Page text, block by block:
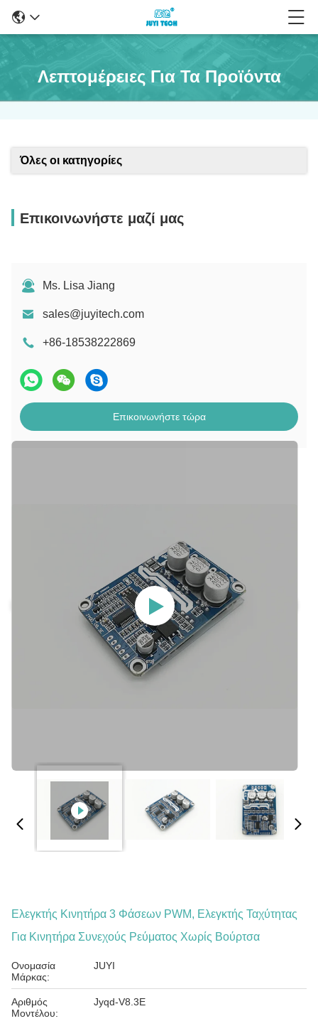
Λεπτομέρειες Για Τα Προϊόντα
Όλες οι κατηγορίες
Επικοινωνήστε μαζί μας
Ms. Lisa Jiang
sales@juyitech.com
+86-18538222869
Επικοινωνήστε τώρα
Ελεγκτής Κινητήρα 3 Φάσεων PWM, Ελεγκτής Ταχύτητας
Για Κινητήρα Συνεχούς Ρεύματος Χωρίς Βούρτσα
Ονομασία
Μάρκας:
JUYI
Αριθμός
Μοντέλου:
Jyqd-V8.3E